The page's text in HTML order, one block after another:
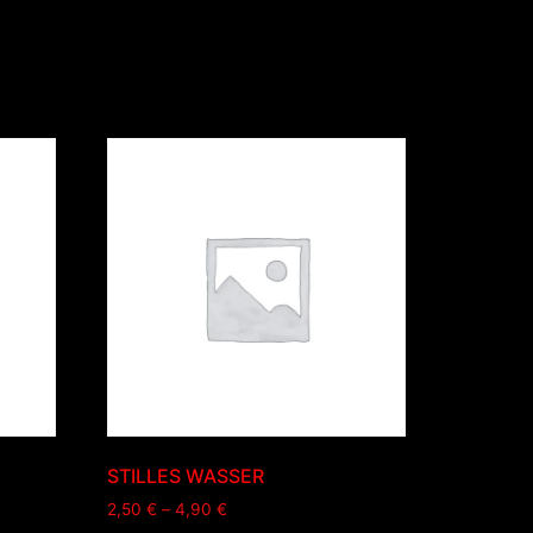
STILLES WASSER
2,50€ –4,90€